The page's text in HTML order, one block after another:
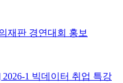
재판 경연대회 홍보
1 빅데이터 취업 특강